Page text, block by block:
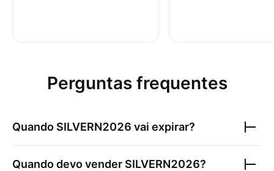
Perguntas frequentes
Quando SILVERN2026 vai expirar?
Quando devo vender SILVERN2026?